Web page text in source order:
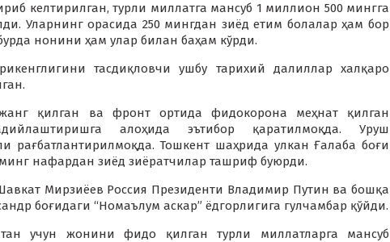
келтирилган, турли миллатга мансуб 1 миллион 500 мингга
Уларнинг орасида 250 мингдан зиёд етим болалар ҳам бор
нонини ҳам улар билан баҳам кўрди.
тасдиқловчи ушбу тарихий далиллар халқаро
қилган ва фронт ортида фидокорона меҳнат қилган
алоҳида эътибор қаратилмоқда. Уруш
рағбатлантирилмоқда. Тошкент шаҳрида улкан Ғалаба боғи
нафардан зиёд зиёратчилар ташриф буюрди.
Мирзиёев Россия Президенти Владимир Путин ва бошқа
боғидаги “Номаълум аскар” ёдгорлигига гулчамбар қўйди.
учун жонини фидо қилган турли миллатларга мансуб